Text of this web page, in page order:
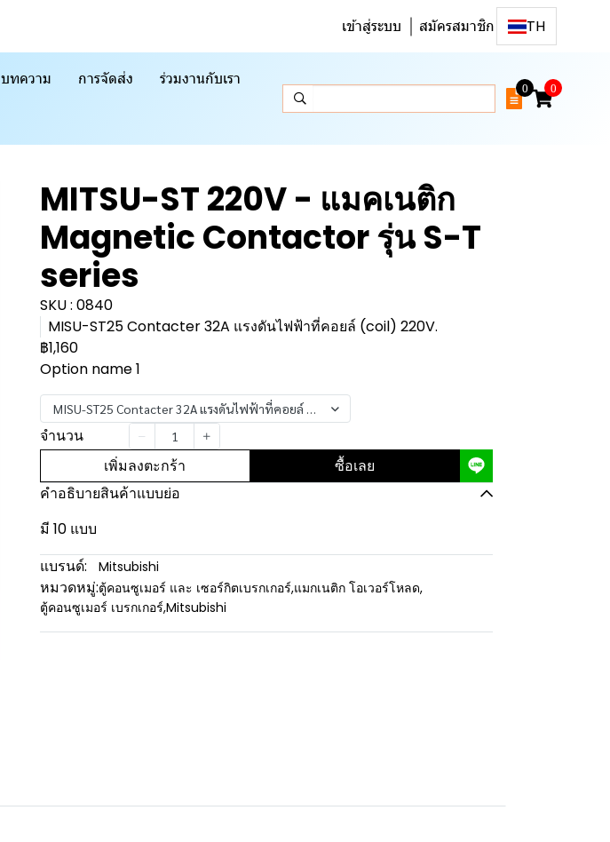
เข้าสู่ระบบ สมัครสมาชิก TH
บทความ การจัดส่ง ร่วมงานกับเรา
0 0
MITSU-ST 220V - แมคเนติก
Magnetic Contactor รุ่น S-T
series
SKU : 0840
MISU-ST25 Contacter 32A แรงดันไฟฟ้าที่คอยล์ (coil) 220V.
฿1,160
Option name 1
MISU-ST25 Contacter 32A แรงดันไฟฟ้าที่คอยล์ (coil) 220V.
จำนวน
เพิ่มลงตะกร้า ซื้อเลย
คำอธิบายสินค้าแบบย่อ
มี 10 แบบ
แบรนด์:
Mitsubishi
หมวดหมู่:ตู้คอนซูเมอร์ และ เซอร์กิตเบรกเกอร์,แมกเนติก โอเวอร์โหลด,
ตู้คอนซูเมอร์ เบรกเกอร์,Mitsubishi